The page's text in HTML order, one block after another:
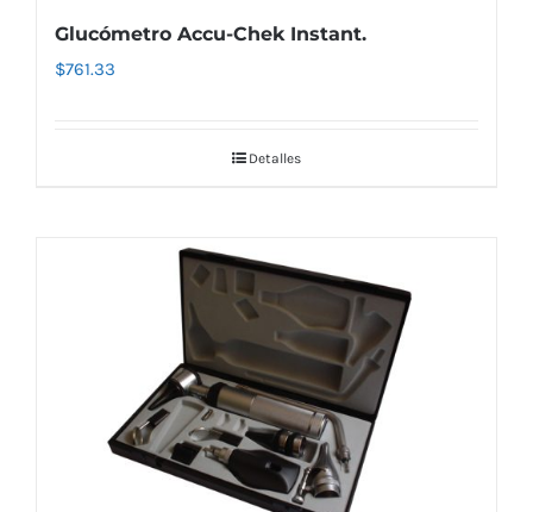
Glucómetro Accu-Chek Instant.
$761.33
Detalles